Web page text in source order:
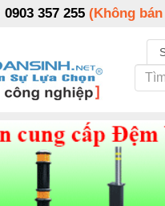
0903 357 255 (Không